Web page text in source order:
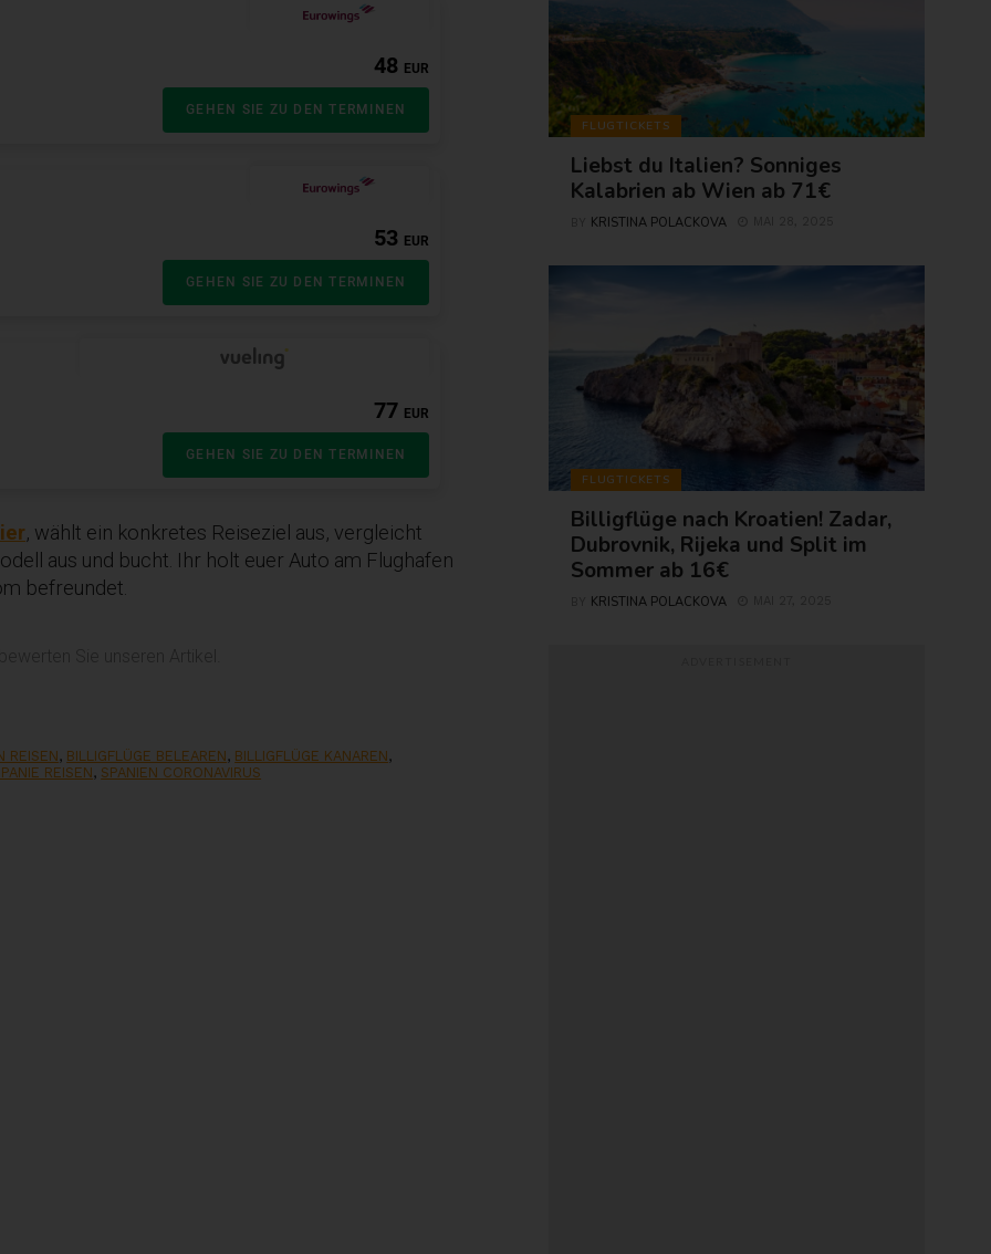
, wählt ein konkretes Reiseziel aus, vergleicht
aus und bucht. Ihr holt euer Auto am Flughafen
befreundet.
REISEN, BILLIGFLÜGE BELEAREN, BILLIGFLÜGE KANAREN,
REISEN, SPANIEN CORONAVIRUS
FLUGTICKETS
Liebst du Italien? Sonniges
Kalabrien ab Wien ab 71€
KRISTINA POLACKOVA
FLUGTICKETS
Billigflüge nach Kroatien! Zadar,
Dubrovnik, Rijeka und Split im
Sommer ab 16€
KRISTINA POLACKOVA